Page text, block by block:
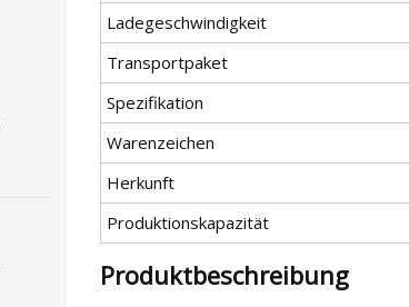
Ladegeschwindigkeit
Transportpaket
Spezifikation
Warenzeichen
Herkunft
Produktionskapazität
Produktbeschreibung